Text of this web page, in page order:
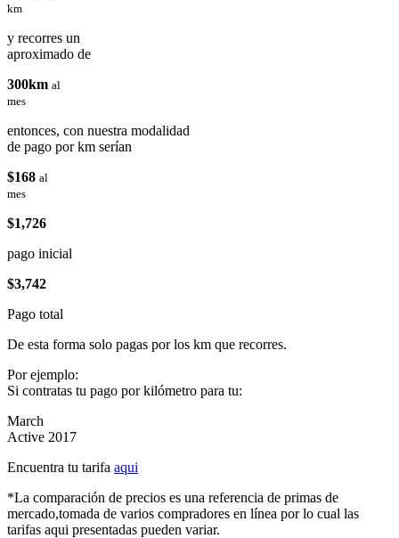
km
y recorres un
aproximado de
300km al
mes
entonces, con nuestra modalidad
de pago por km serían
$168 al
mes
$1,726
pago inicial
$3,742
Pago total
De esta forma solo pagas por los km que recorres.
Por ejemplo:
Si contratas tu pago por kilómetro para tu:
March
Active 2017
Encuentra tu tarifa aqui
*La comparación de precios es una referencia de primas de
mercado,tomada de varios compradores en línea por lo cual las
tarifas aqui presentadas pueden variar.